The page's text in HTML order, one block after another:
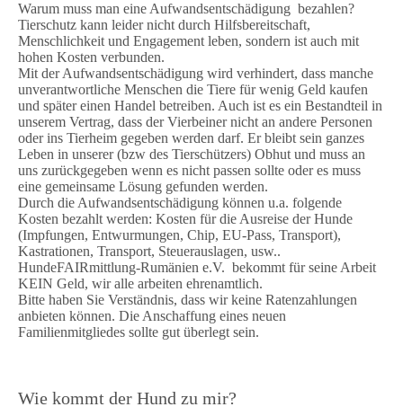
Warum muss man eine Aufwandsentschädigung bezahlen?
Tierschutz kann leider nicht durch Hilfsbereitschaft,
Menschlichkeit und Engagement leben, sondern ist auch mit
hohen Kosten verbunden.
Mit der Aufwandsentschädigung wird verhindert, dass manche
unverantwortliche Menschen die Tiere für wenig Geld kaufen
und später einen Handel betreiben. Auch ist es ein Bestandteil in
unserem Vertrag, dass der Vierbeiner nicht an andere Personen
oder ins Tierheim gegeben werden darf. Er bleibt sein ganzes
Leben in unserer (bzw des Tierschützers) Obhut und muss an
uns zurückgegeben wenn es nicht passen sollte oder es muss
eine gemeinsame Lösung gefunden werden.
Durch die Aufwandsentschädigung können u.a. folgende
Kosten bezahlt werden: Kosten für die Ausreise der Hunde
(Impfungen, Entwurmungen, Chip, EU-Pass, Transport),
Kastrationen, Transport, Steuerauslagen, usw..
HundeFAIRmittlung-Rumänien e.V. bekommt für seine Arbeit
KEIN Geld, wir alle arbeiten ehrenamtlich.
Bitte haben Sie Verständnis, dass wir keine Ratenzahlungen
anbieten können. Die Anschaffung eines neuen
Familienmitgliedes sollte gut überlegt sein.
Wie kommt der Hund zu mir?